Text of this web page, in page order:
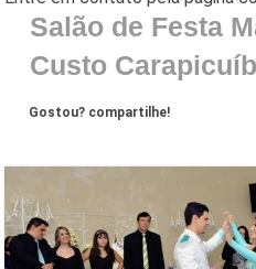
Salão de Festa
Custo
Gostou? compartilhe!